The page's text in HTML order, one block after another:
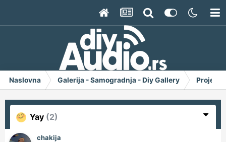
Naslovna Galerija - Samogradnja - Diy Gallery Project
Yay (2)
chakija